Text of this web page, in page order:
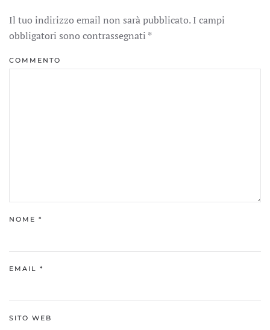
Il tuo indirizzo email non sarà pubblicato. I campi
obbligatori sono contrassegnati *
COMMENTO
NOME *
EMAIL *
SITO WEB